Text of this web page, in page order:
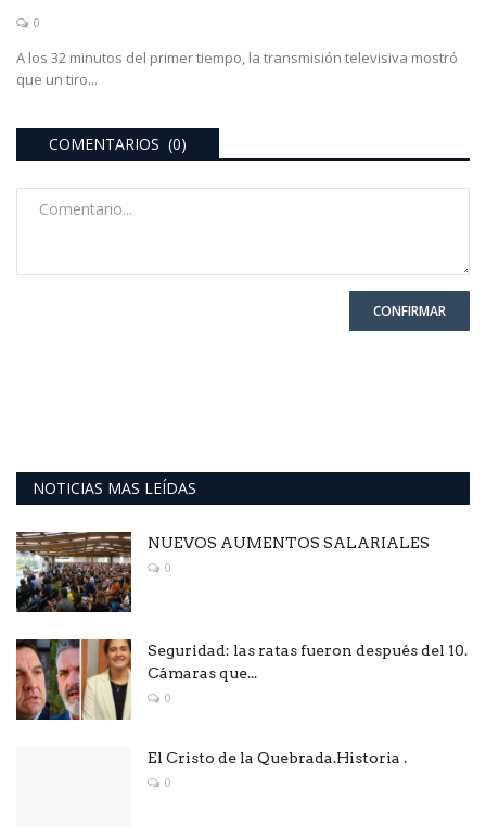
0
A los 32 minutos del primer tiempo, la transmisión televisiva mostró
que un tiro...
COMENTARIOS (0)
CONFIRMAR
NOTICIAS MAS LEÍDAS
NUEVOS AUMENTOS SALARIALES
0
Seguridad: las ratas fueron después del 10.
Cámaras que...
0
El Cristo de la Quebrada.Historia .
0